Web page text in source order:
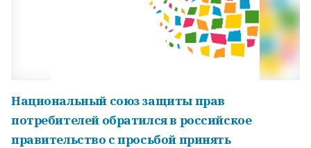
Национальный союз защиты прав
потребителей обратился в российское
правительство с просьбой принять